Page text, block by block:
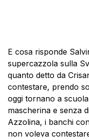
E cosa risponde
supercazzola sulla
quanto detto da
contestare, prendo
oggi tornano a
mascherina e senza
Azzolina, i banchi
non voleva